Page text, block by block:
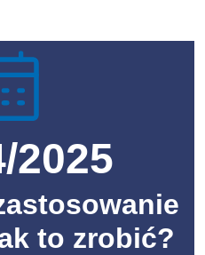
2025
to zrobić?